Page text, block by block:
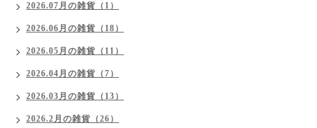
2026.07月の雑貨（1）
2026.06月の雑貨（18）
2026.05月の雑貨（11）
2026.04月の雑貨（7）
2026.03月の雑貨（13）
2026.2月の雑貨（26）